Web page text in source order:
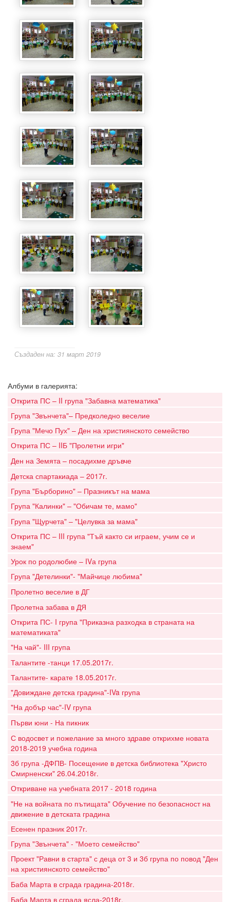
Създаден на: 31 март 2019
Албуми в галерията:
Открита ПС – II група "Забавна математика"
Група "Звънчета"– Предколедно веселие
Група "Мечо Пух" – Ден на християнското семейство
Открита ПС – IIБ "Пролетни игри"
Ден на Земята – посадихме дръвче
Детска спартакиада – 2017г.
Група "Бърборино" – Празникът на мама
Група "Калинки" – "Обичам те, мамо"
Група "Щурчета" – "Целувка за мама"
Открита ПС – III група "Тъй както си играем, учим се и
знаем"
Урок по родолюбие – IVа група
Група "Детелинки"- "Майчице любима"
Пролетно веселие в ДГ
Пролетна забава в ДЯ
Открита ПС- I група "Приказна разходка в страната на
математиката"
"На чай"- III група
Талантите -танци 17.05.2017г.
Талантите- карате 18.05.2017г.
"Довиждане детска градина"-IVa група
"На добър час"-IV група
Първи юни - На пикник
С водосвет и пожелание за много здраве открихме новата
2018-2019 учебна година
3б група -ДФПВ- Посещение в детска библиотека "Христо
Смирненски" 26.04.2018г.
Откриване на учебната 2017 - 2018 година
"Не на войната по пътищата" Обучение по безопасност на
движение в детската градина
Есенен празник 2017г.
Група "Звънчета" - "Моето семейство"
Проект "Равни в старта" с деца от 3 и 3б група по повод "Ден
на християнското семейство"
Баба Марта в сграда градина-2018г.
Баба Марта в сграда ясла-2018г.